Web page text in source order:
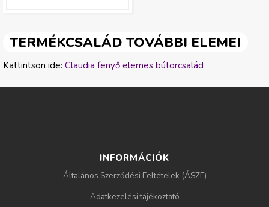
TERMÉKCSALÁD TOVÁBBI ELEMEI
Kattintson ide: Claudia fenyő elemes bútorcsalád
INFORMÁCIÓK
Általános Szerződési Feltételek (ÁSZF)
Adatkezelési tájékoztató